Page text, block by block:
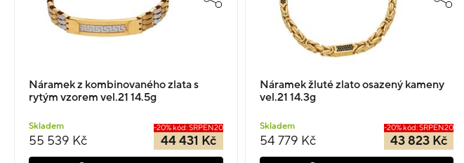
Náramek z kombinovaného zlata s
rytým vzorem vel.21 14.5g
Skladem
55 539 Kč
-20% kód: SRPEN20
44 431 Kč
Náramek žluté zlato osazený kameny
vel.21 14.3g
Skladem
54 779 Kč
-20% kód: SRPEN20
43 823 Kč